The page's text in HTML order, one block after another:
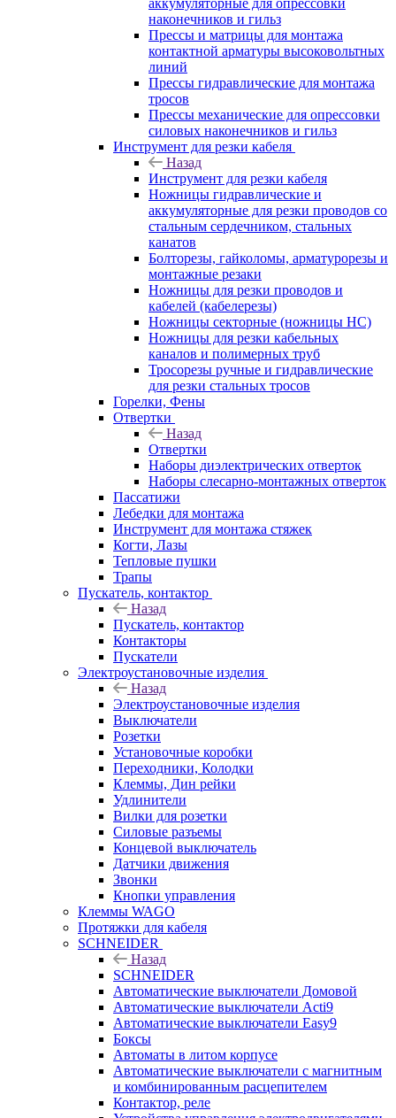
аккумуляторные для опрессовки
наконечников и гильз
Прессы и матрицы для монтажа
контактной арматуры высоковольтных
линий
Прессы гидравлические для монтажа
тросов
Прессы механические для опрессовки
силовых наконечников и гильз
Инструмент для резки кабеля
Назад
Инструмент для резки кабеля
Ножницы гидравлические и
аккумуляторные для резки проводов со
стальным сердечником, стальных
канатов
Болторезы, гайколомы, арматурорезы и
монтажные резаки
Ножницы для резки проводов и
кабелей (кабелерезы)
Ножницы секторные (ножницы НС)
Ножницы для резки кабельных
каналов и полимерных труб
Тросорезы ручные и гидравлические
для резки стальных тросов
Горелки, Фены
Отвертки
Назад
Отвертки
Наборы диэлектрических отверток
Наборы слесарно-монтажных отверток
Пассатижи
Лебедки для монтажа
Инструмент для монтажа стяжек
Когти, Лазы
Тепловые пушки
Трапы
Пускатель, контактор
Назад
Пускатель, контактор
Контакторы
Пускатели
Электроустановочные изделия
Назад
Электроустановочные изделия
Выключатели
Розетки
Установочные коробки
Переходники, Колодки
Клеммы, Дин рейки
Удлинители
Вилки для розетки
Силовые разъемы
Концевой выключатель
Датчики движения
Звонки
Кнопки управления
Клеммы WAGO
Протяжки для кабеля
SCHNEIDER
Назад
SCHNEIDER
Автоматические выключатели Домовой
Автоматические выключатели Acti9
Автоматические выключатели Easy9
Боксы
Автоматы в литом корпусе
Автоматические выключатели с магнитным
и комбинированным расцепителем
Контактор, реле